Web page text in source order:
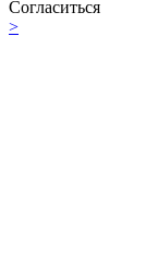
Согласиться
>